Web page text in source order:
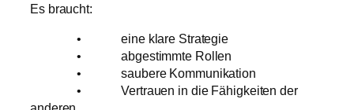
Es braucht:
• eine klare Strategie
• abgestimmte Rollen
• saubere Kommunikation
• Vertrauen in die Fähigkeiten der